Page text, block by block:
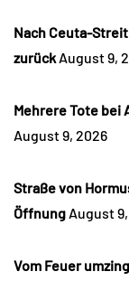
Nach Ceuta-
zurück August 9,
Mehrere Tote bei
August 9, 2026
Straße von
Öffnung August
Vom Feuer